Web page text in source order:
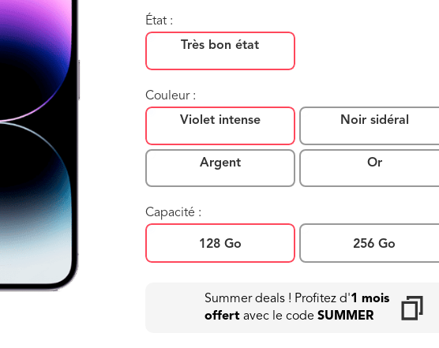
État :
Très bon état
Couleur :
Violet intense
Noir sidéral
Argent Or
Capacité :
128 Go 256 Go
Summer deals ! Profitez d'1 mois
offertavec le code SUMMER